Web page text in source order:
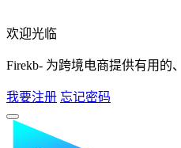
欢迎光临
Firekb- 为跨境电商提供有用的
我要注册 忘记密码